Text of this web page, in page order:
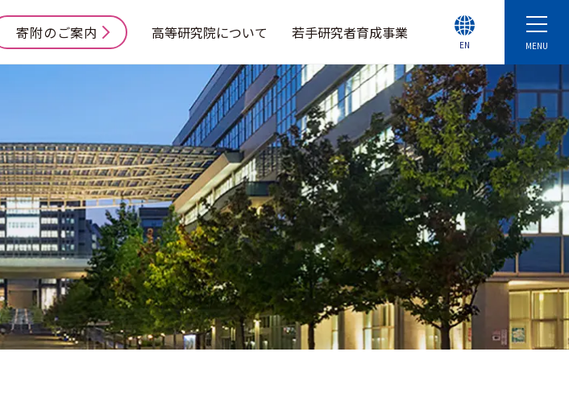
寄附のご案内 高等研究院について 若手研究者育成事業
MENU
EN